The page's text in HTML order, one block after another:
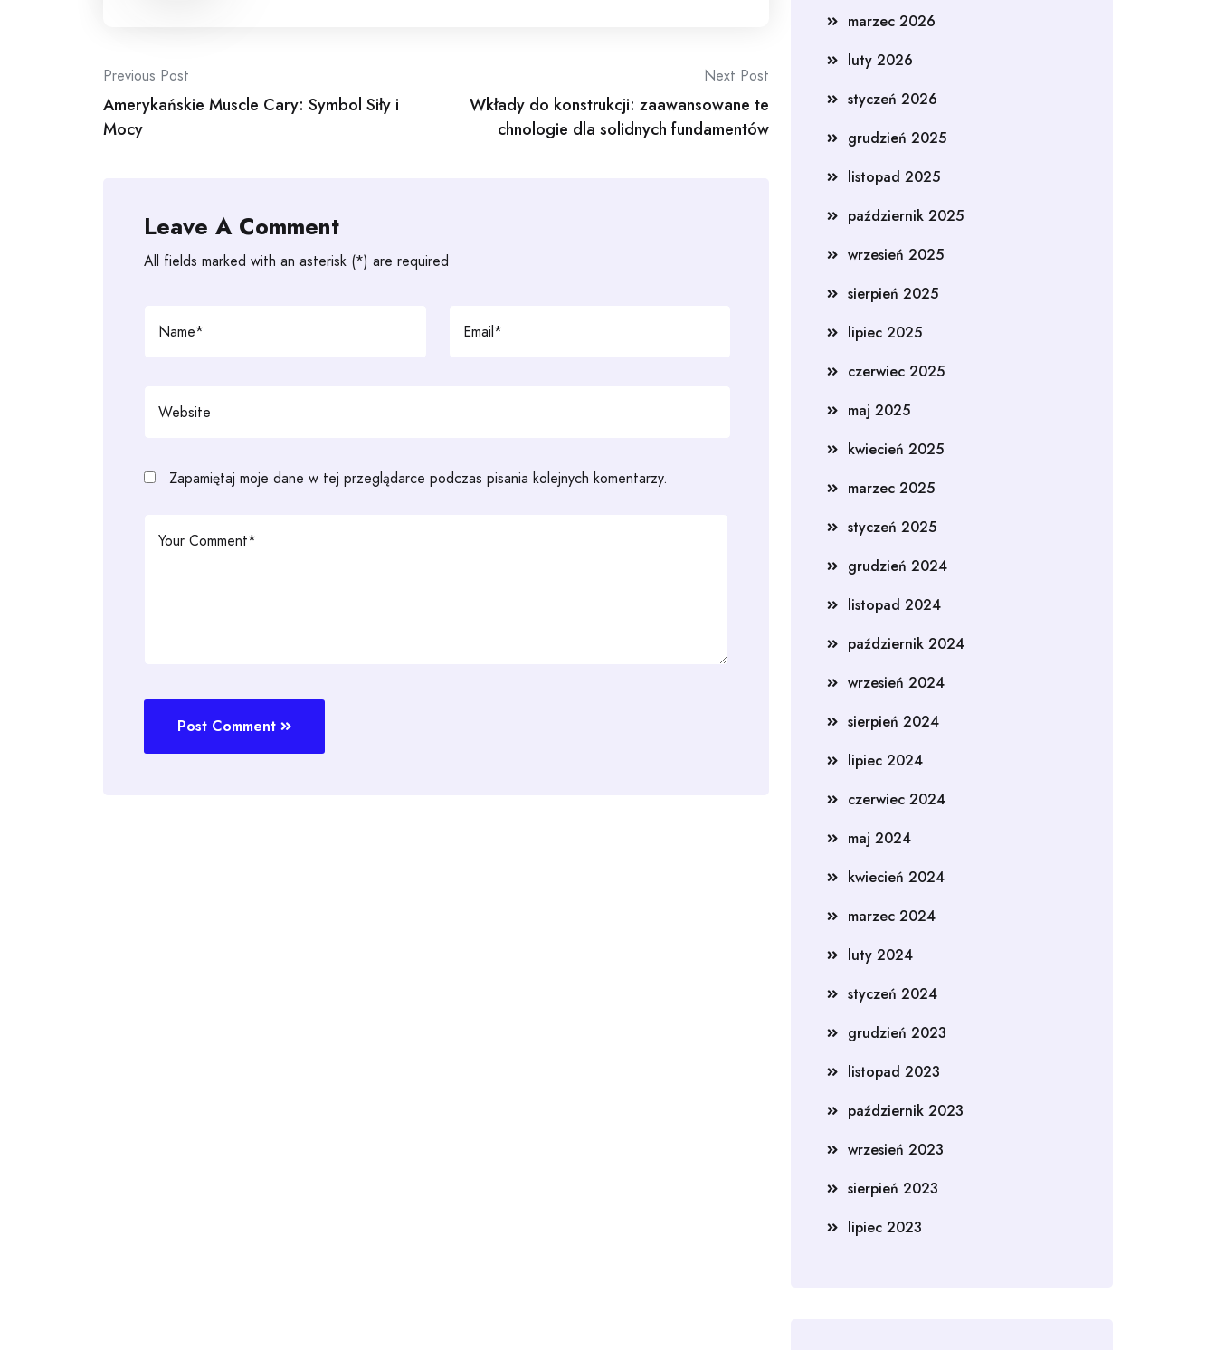
Post
navigation
Previous Post
Amerykańskie Muscle Cary: Symbol Siły i
Mocy
Next Post
Wkłady do konstrukcji: zaawansowane te
chnologie dla solidnych fundamentów
Leave A Comment
All fields marked with an asterisk (*) are required
Zapamiętaj moje dane w tej przeglądarce podczas pisania kolejnych komentarzy.
Post Comment
marzec 2026
luty 2026
styczeń 2026
grudzień 2025
listopad 2025
październik 2025
wrzesień 2025
sierpień 2025
lipiec 2025
czerwiec 2025
maj 2025
kwiecień 2025
marzec 2025
styczeń 2025
grudzień 2024
listopad 2024
październik 2024
wrzesień 2024
sierpień 2024
lipiec 2024
czerwiec 2024
maj 2024
kwiecień 2024
marzec 2024
luty 2024
styczeń 2024
grudzień 2023
listopad 2023
październik 2023
wrzesień 2023
sierpień 2023
lipiec 2023